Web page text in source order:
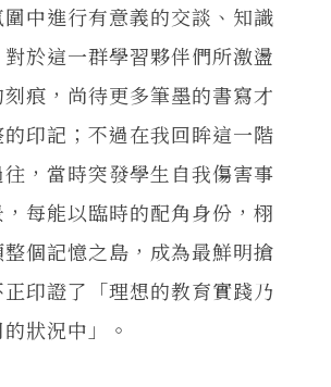
中進行有意義的交談、知識
於這一群學習夥伴們所激盪
痕，尚待更多筆墨的書寫才
印記；不過在我回眸這一階
，當時突發學生自我傷害事
每能以臨時的配角身份，栩
個記憶之島，成為最鮮明搶
印證了「理想的教育實踐乃
狀況中」。